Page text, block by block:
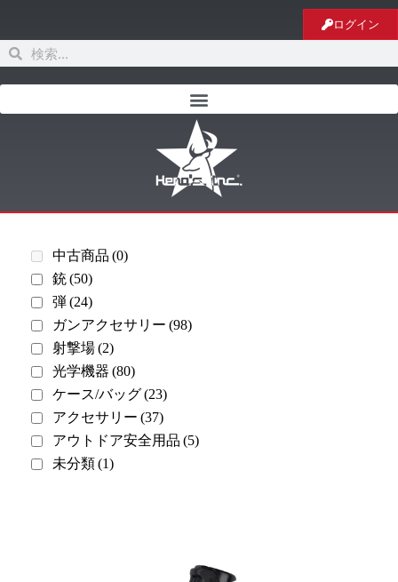
ログイン
中古商品 (0)
銃(50)
弾(24)
ガンアクセサリー (98)
射撃場(2)
光学機器 (80)
ケース/バッグ(23)
アクセサリー (37)
アウトドア安全用品 (5)
未分類(1)